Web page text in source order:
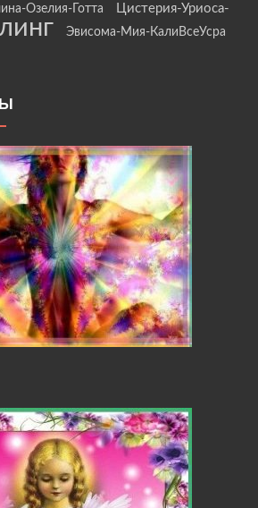
Озелия-Готта
Цистерия-Уриоса-
Эвисома-Мия-КалиВсеУсра